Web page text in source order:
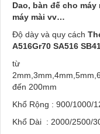
Dao, bàn đế cho
máy mài vv…
Độ dày và quy cách
A516Gr70 SA516
từ
đến 200mm
Khổ Rộng : 900/1000/
Khổ Dài : 2000/2500/